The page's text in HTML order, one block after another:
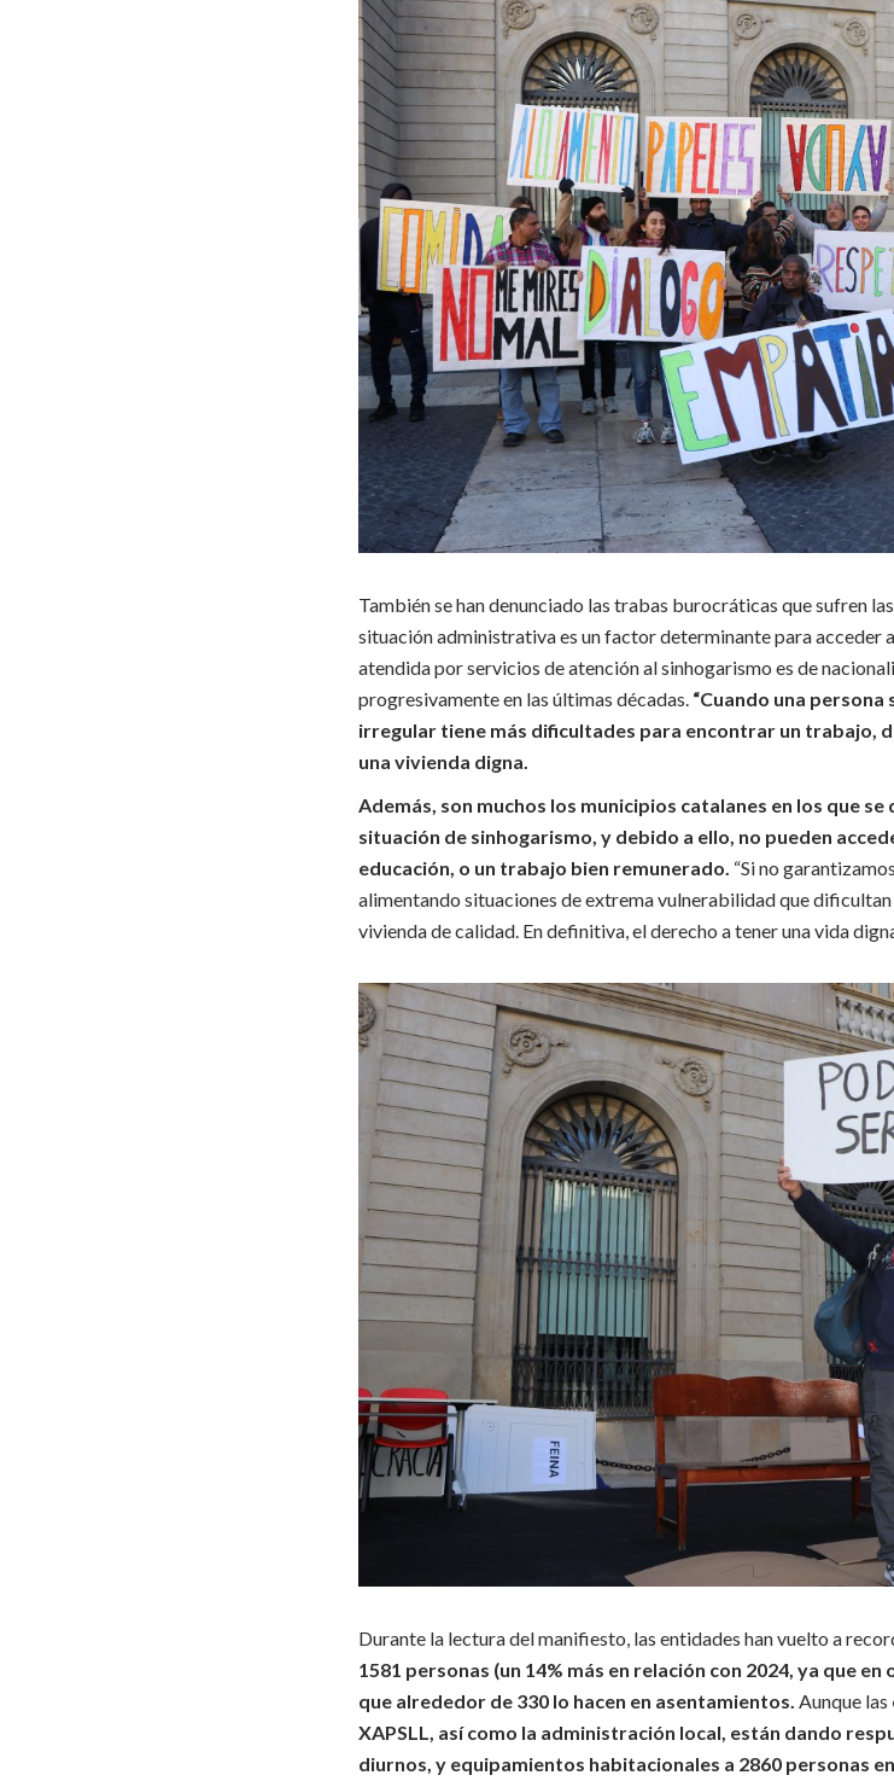
También se han denunciado las trabas burocráticas que sufren
situación administrativa es un factor determinante para acceder
atendida por servicios de atención al sinhogarismo es de
progresivamente en las últimas décadas. “Cuando una
irregular tiene más dificultades para encontrar un trabajo,
una vivienda digna.
Además, son muchos los municipios catalanes en los que
situación de sinhogarismo, y debido a ello, no pueden
educación, o un trabajo bien remunerado. “Si no
alimentando situaciones de extrema vulnerabilidad que dificultan
vivienda de calidad. En definitiva, el derecho a tener una vida
Durante la lectura del manifiesto, las entidades han vuelto a
1581 personas (un 14% más en relación con 2024, ya que
que alrededor de 330 lo hacen en asentamientos. Aunque las
XAPSLL, así como la administración local, están dando
diurnos, y equipamientos habitacionales a 2860 personas